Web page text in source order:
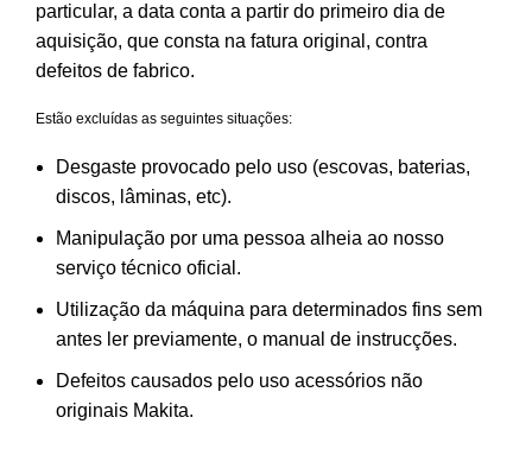
particular, a data conta a partir do primeiro dia de
aquisição, que consta na fatura original, contra
defeitos de fabrico.
Estão excluídas as seguintes situações:
Desgaste provocado pelo uso (escovas, baterias,
discos, lâminas, etc).
Manipulação por uma pessoa alheia ao nosso
serviço técnico oficial.
Utilização da máquina para determinados fins sem
antes ler previamente, o manual de instrucções.
Defeitos causados pelo uso acessórios não
originais Makita.